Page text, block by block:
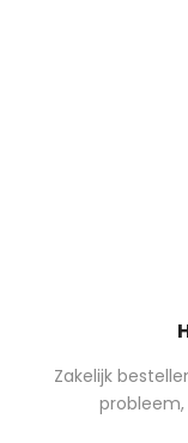
Zakelijk